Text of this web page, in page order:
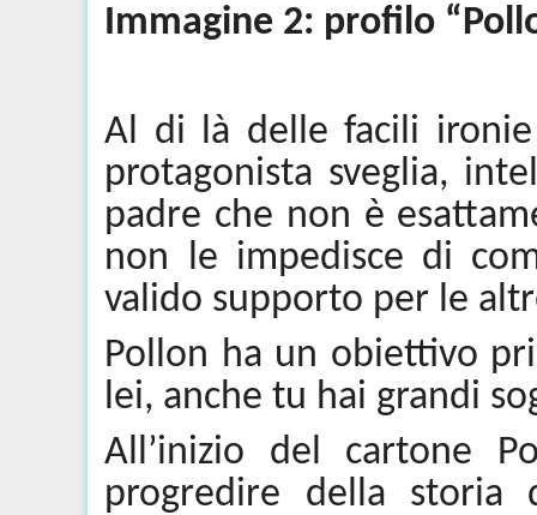
Immagine 2: profilo “
Al di là delle facili
protagonista sveglia,
padre che non è
non le impedisce di
valido supporto per le
Pollon ha un obiettivo
lei, anche tu hai grandi
All’inizio del cartone
progredire della